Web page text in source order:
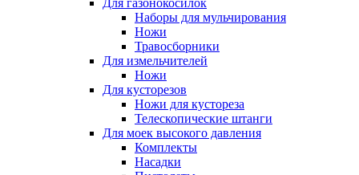
Для газонокосилок
Наборы для мульчирования
Ножи
Травосборники
Для измельчителей
Ножи
Для кусторезов
Ножи для кустореза
Телескопические штанги
Для моек высокого давления
Комплекты
Насадки